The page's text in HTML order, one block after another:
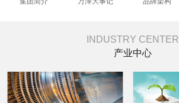
INDUSTRY CENTER
产业中心